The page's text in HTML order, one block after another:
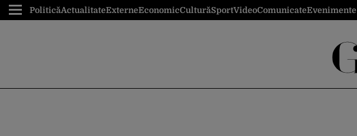
PoliticăActualitateExterneEconomicCulturăSportVideoComunicateEvenimente